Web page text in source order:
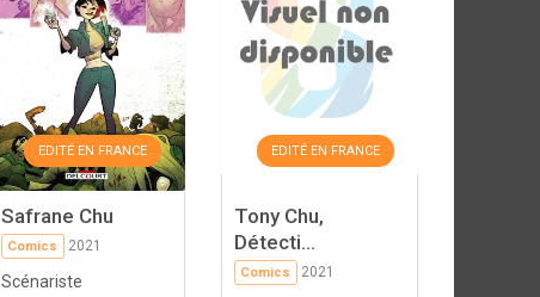
EDITÉ EN FRANCE
Safrane Chu
Comics 2021
Scénariste
EDITÉ EN FRANCE
Tony Chu,
Détecti...
Comics 2021